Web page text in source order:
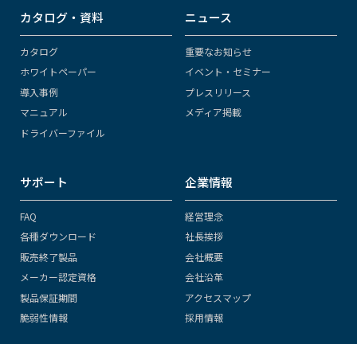
カタログ・資料
カタログ
ホワイトペーパー
導入事例
マニュアル
ドライバーファイル
ニュース
重要なお知らせ
イベント・セミナー
プレスリリース
メディア掲載
サポート
FAQ
各種ダウンロード
販売終了製品
メーカー認定資格
製品保証期間
脆弱性情報
企業情報
経営理念
社長挨拶
会社概要
会社沿革
アクセスマップ
採用情報